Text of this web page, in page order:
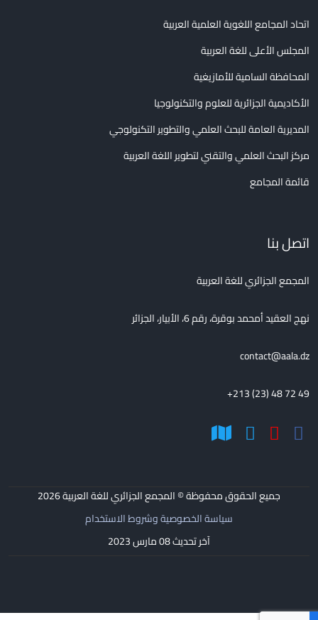
اتحاد المجامع اللغوية العلمية العربية
المجلس الأعلى للغة العربية
المحافظة السامية للأمازيغية
الأكاديمية الجزائرية للعلوم والتكنولوجيا
المديرية العامة للبحث العلمي والتطوير التكنولوجي
مركز البحث العلمي والتقني لتطوير اللغة العربية
قائمة المجامع
اتصل بنا
المجمع الجزائري للغة العربية
نهج العقيد أمحمد بوقرة، رقم 6، الأبيار، الجزائر
contact@aala.dz
+213 (23) 48 72 49
جميع الحقوق محفوظة © المجمع الجزائري للغة العربية2026
سياسة الخصوصية وشروط الاستخدام
آخر تحديث 08 مارس 2023